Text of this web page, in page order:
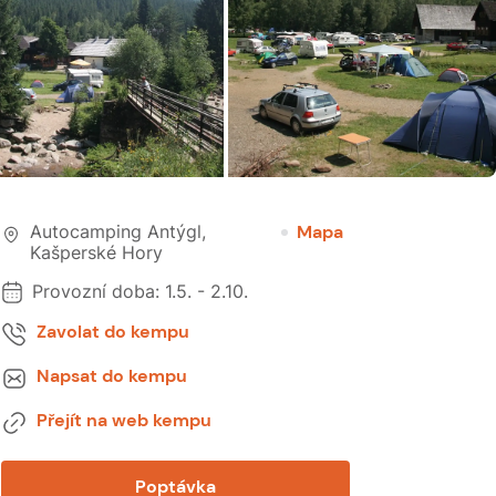
Autocamping Antýgl,
Kašperské Hory
Mapa
Provozní doba: 1.5. - 2.10.
Zavolat do kempu
Napsat do kempu
Přejít na web kempu
Poptávka